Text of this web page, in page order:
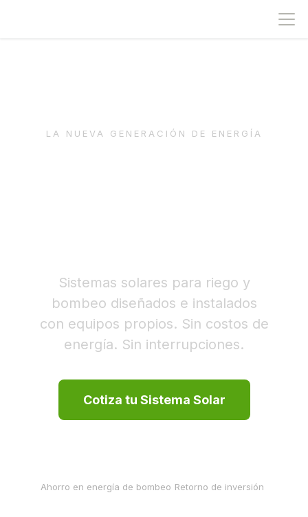
LA NUEVA GENERACIÓN DE ENERGÍA
Sistemas solares para riego y
bombeo diseñados e instalados
con equipos propios. Sin costos de
energía. Sin interrupciones.
Cotiza tu Sistema Solar
Ahorro en energía de bombeo Retorno de inversión